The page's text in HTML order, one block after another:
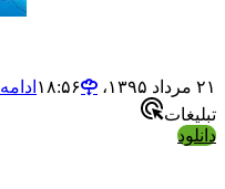
ادامه مطلب